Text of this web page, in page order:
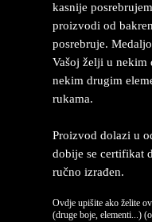
kasnije
proizvodi od
posrebruje.
Vašoj želji u nekim
nekim drugim
rukama.
Proizvod dolazi u
dobije se certifikat
ručno izrađen.
Ovdje upišite ako želite
(druge boje, elementi...)